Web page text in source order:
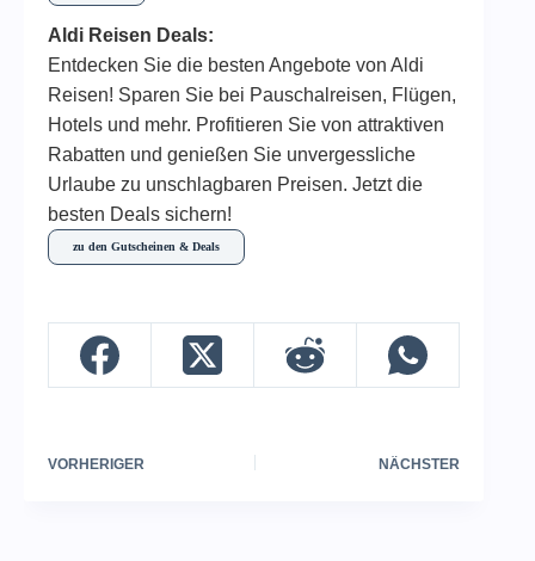
Aldi Reisen Deals:
Entdecken Sie die besten Angebote von Aldi
Reisen! Sparen Sie bei Pauschalreisen, Flügen,
Hotels und mehr. Profitieren Sie von attraktiven
Rabatten und genießen Sie unvergessliche
Urlaube zu unschlagbaren Preisen. Jetzt die
besten Deals sichern!
zu den Gutscheinen & Deals
VORHERIGER NÄCHSTER